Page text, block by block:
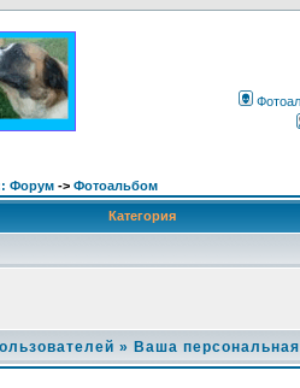
Форум -> Фотоальбом
Категория
» Ваша